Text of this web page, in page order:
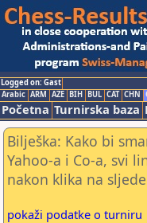
Logged on: Gast
Arabic ARM AZE BIH BUL CAT CHN
Početna Turnirska baza
Bilješka: Kako bi
Yahoo-a i Co-a, svi
nakon klika na
pokaži podatke o turniru